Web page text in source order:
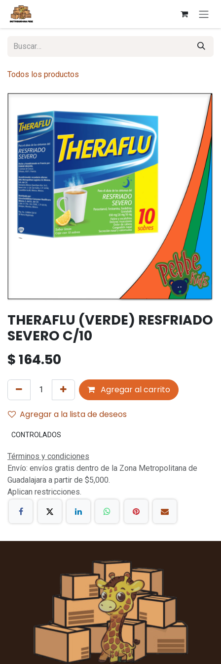
Ir al contenido
Todos los productos
THERAFLU (VERDE) RESFRIADO
SEVERO C/10
$164.50
Agregar al carrito
Agregar a la lista de deseos
CONTROLADOS
Términos y condiciones
Envío: envíos gratis dentro de la Zona Metropolitana de
Guadalajara a partir de $5,000.
Aplican restricciones.